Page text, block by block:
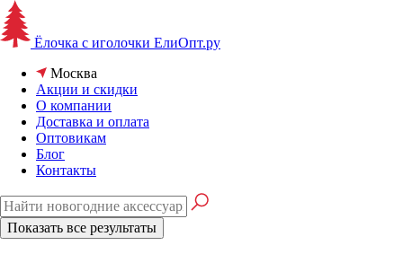
Ёлочка с иголочки ЕлиОпт.ру
Москва
Акции и скидки
О компании
Доставка и оплата
Оптовикам
Блог
Контакты